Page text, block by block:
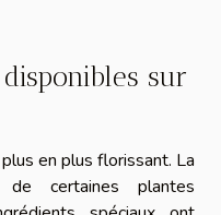
sur
en plus florissant. La
de certaines plantes